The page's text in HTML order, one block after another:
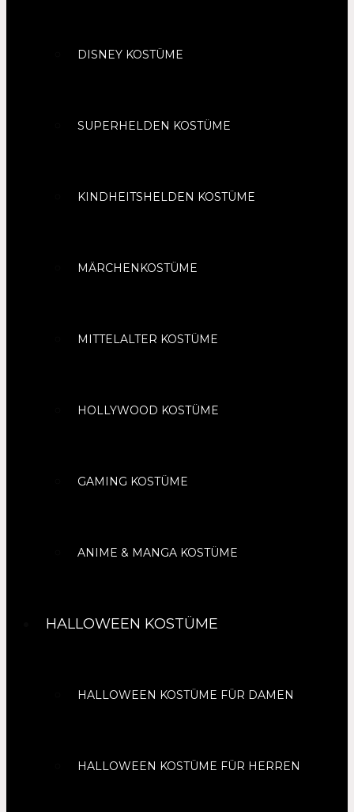
DISNEY KOSTÜME
SUPERHELDEN KOSTÜME
KINDHEITSHELDEN KOSTÜME
MÄRCHENKOSTÜME
MITTELALTER KOSTÜME
HOLLYWOOD KOSTÜME
GAMING KOSTÜME
ANIME & MANGA KOSTÜME
HALLOWEEN KOSTÜME
HALLOWEEN KOSTÜME FÜR DAMEN
HALLOWEEN KOSTÜME FÜR HERREN